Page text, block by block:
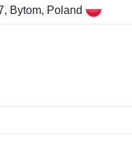
Bytom, Poland